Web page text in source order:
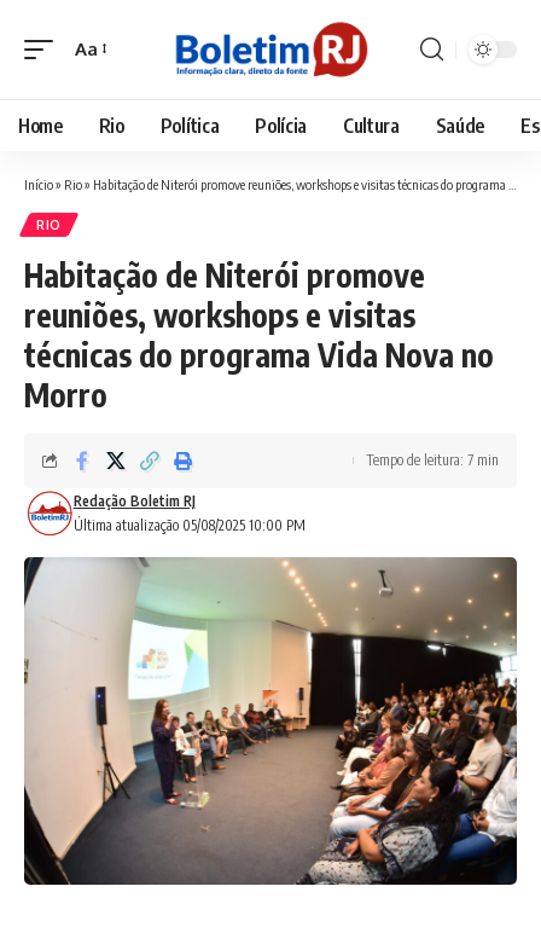
Font
Aa
Home Rio Política Polícia Cultura Saúde
Início» Rio» Habitação de Niterói promove reuniões, workshops e visitas técnicas do programa Vida Nova no Morro
RIO
Habitação de Niterói promove
reuniões, workshops e visitas
técnicas do programa Vida Nova no
Morro
Última atualização 05/08/2025 10:00 PM
Redação Boletim RJ
Tempo de leitura: 7 min